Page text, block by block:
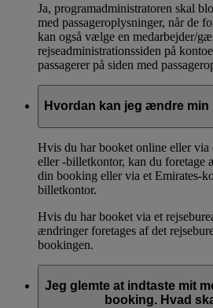
Ja, programadministratoren skal
med passageroplysninger, når de
kan også vælge en medarbejder/
rejseadministrationssiden på
passagerer på siden med
Hvordan kan jeg ændre
Hvis du har booket online eller via
eller -billetkontor, kan du
din booking eller via et Emirates-
billetkontor.
Hvis du har booket via et
ændringer foretages af det
bookingen.
Jeg glemte at indtaste mit
booking. Hvad